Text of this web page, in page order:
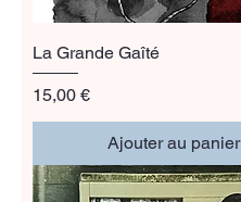
La Grande Gaîté
Prix
15,00 €
Ajouter au panier